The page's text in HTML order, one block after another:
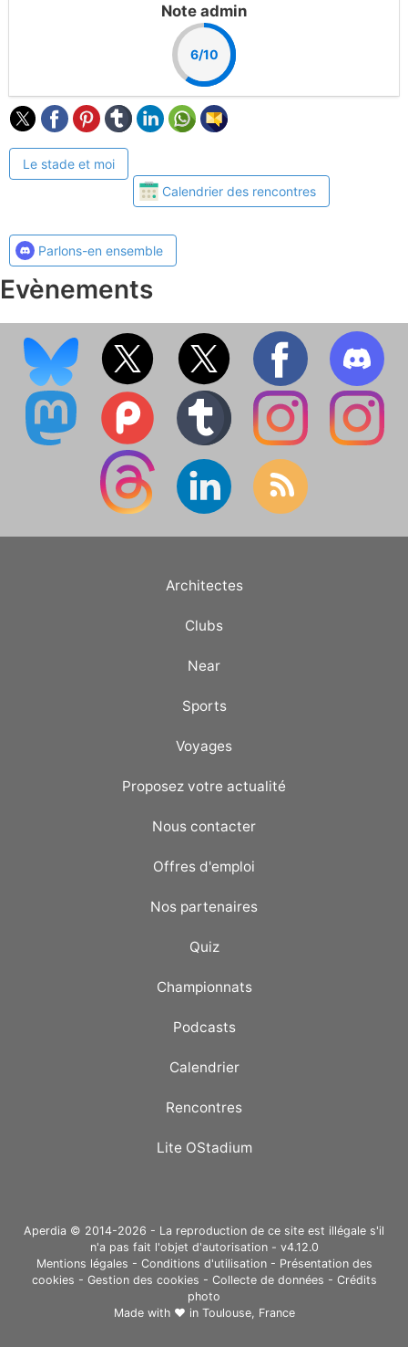
Note admin
6/10
Le stade et moi
Calendrier des rencontres
Parlons-en ensemble
Evènements
Architectes
Clubs
Near
Sports
Voyages
Proposez votre actualité
Nous contacter
Offres d'emploi
Nos partenaires
Quiz
Championnats
Podcasts
Calendrier
Rencontres
Lite OStadium
Aperdia © 2014-2026 - La reproduction de ce site est illégale s'il
n'a pas fait l'objet d'autorisation - v4.12.0
Mentions légales - Conditions d'utilisation- Présentation des
cookies - Gestion des cookies - Collecte de données - Crédits
photo
Made with ❤ in Toulouse, France